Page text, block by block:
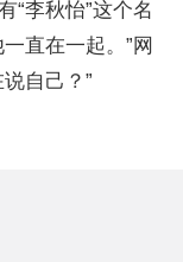
“李秋怡”这个名
直在一起。”网
自己？”